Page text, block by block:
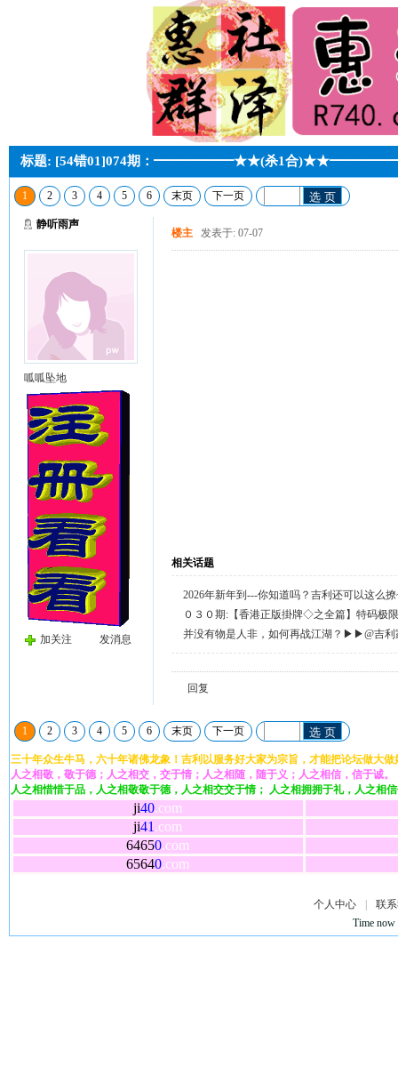
标题: [54错01]074期：━━━━━━★★(杀1合
1 2 3 4 5 6 末页 下一页 选 页
静听雨声
呱呱坠地
加关注 发消息
楼主 发表于: 07-07
相关话题
2026年新年到---你知道吗？吉利还可以这么
天天送58元宝，只需签到就有。
０３０期:【香港正版掛牌◇之全篇】特码极
整正版◇综合资料】←已更新.
并没有物是人非，如何再战江湖？▶▶@吉利
回复留言◀◀
回复
1 2 3 4 5 6 末页 下一页 选 页
三十年众生牛马，六十年诸佛龙象！吉利以服务好大家为宗旨，才能把论坛做大做
人之相敬，敬于德；人之相交，交于情；人之相随，随于义；人之相信，信于诚。
人之相惜惜于品，人之相敬敬于德，人之相交交于情； 人之相拥拥于礼，人之相
ji40.com
ji41 .com
64650.com
65640.com
个人中心
联
Time now